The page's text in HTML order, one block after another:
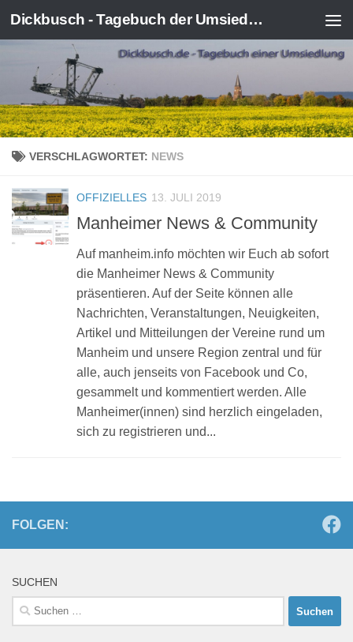
Zum Inhalt springen Dickbusch - Tagebuch der Umsiedlung von Kerpen-Manheim
VERSCHLAGWORTET: NEWS
OFFIZIELLES 13. JULI 2019
Manheimer News & Community
Auf manheim.info möchten wir Euch ab sofort
die Manheimer News & Community
präsentieren. Auf der Seite können alle
Nachrichten, Veranstaltungen, Neuigkeiten,
Artikel und Mitteilungen der Vereine rund um
Manheim und unsere Region zentral und für
alle, auch jenseits von Facebook und Co,
gesammelt und kommentiert werden. Alle
Manheimer(innen) sind herzlich eingeladen,
sich zu registrieren und...
FOLGEN:
SUCHEN
Suchen
nach: